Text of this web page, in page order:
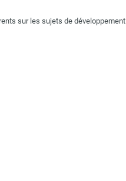
sur les sujets de développement